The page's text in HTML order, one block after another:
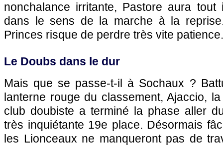
nonchalance irritante, Pastore aura
dans le sens de la marche à la
Princes risque de perdre très vite patience.
Le Doubs dans le dur
Mais que se passe-t-il à Sochaux ?
lanterne rouge du classement, Ajaccio,
club doubiste a terminé la phase aller
très inquiétante 19e place. Désormais
les Lionceaux ne manqueront pas de